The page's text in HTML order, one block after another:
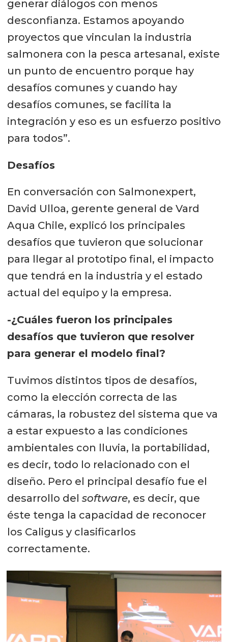
generar diálogos con menos
desconfianza. Estamos apoyando
proyectos que vinculan la industria
salmonera con la pesca artesanal, existe
un punto de encuentro porque hay
desafíos comunes y cuando hay
desafíos comunes, se facilita la
integración y eso es un esfuerzo positivo
para todos”.
Desafíos
En conversación con Salmonexpert,
David Ulloa, gerente general de Vard
Aqua Chile, explicó los principales
desafíos que tuvieron que solucionar
para llegar al prototipo final, el impacto
que tendrá en la industria y el estado
actual del equipo y la empresa.
-¿Cuáles fueron los principales
desafíos que tuvieron que resolver
para generar el modelo final?
Tuvimos distintos tipos de desafíos,
como la elección correcta de las
cámaras, la robustez del sistema que va
a estar expuesto a las condiciones
ambientales con lluvia, la portabilidad,
es decir, todo lo relacionado con el
diseño. Pero el principal desafío fue el
desarrollo del software, es decir, que
éste tenga la capacidad de reconocer
los Caligus y clasificarlos
correctamente.